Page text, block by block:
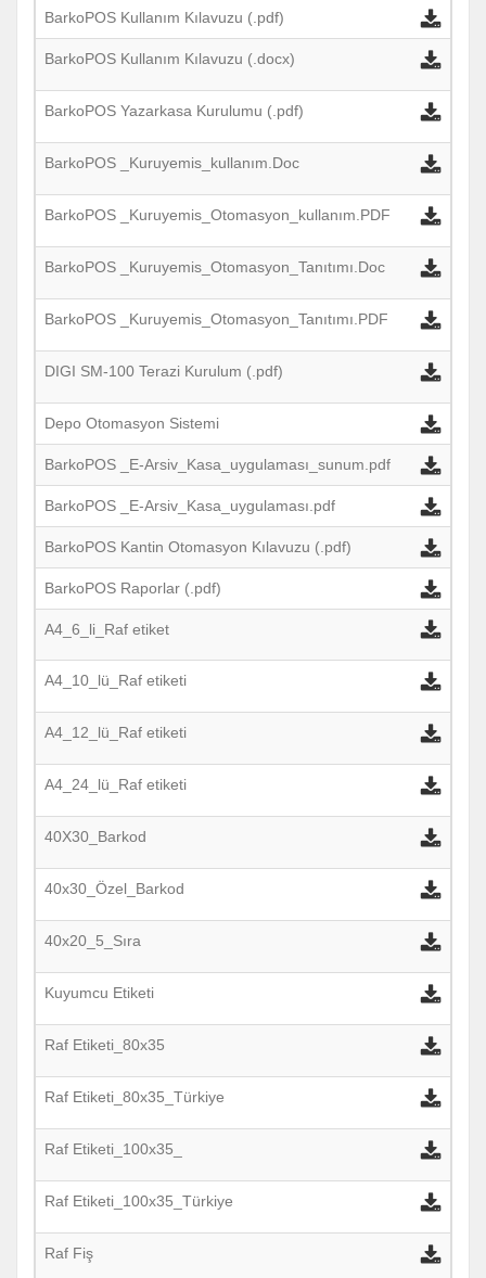
BarkoPOS Kullanım Kılavuzu (.pdf)
BarkoPOS Kullanım Kılavuzu (.docx)
BarkoPOS Yazarkasa Kurulumu (.pdf)
BarkoPOS _Kuruyemis_kullanım.Doc
BarkoPOS _Kuruyemis_Otomasyon_kullanım.PDF
BarkoPOS _Kuruyemis_Otomasyon_Tanıtımı.Doc
BarkoPOS _Kuruyemis_Otomasyon_Tanıtımı.PDF
DIGI SM-100 Terazi Kurulum (.pdf)
Depo Otomasyon Sistemi
BarkoPOS _E-Arsiv_Kasa_uygulaması_sunum.pdf
BarkoPOS _E-Arsiv_Kasa_uygulaması.pdf
BarkoPOS Kantin Otomasyon Kılavuzu (.pdf)
BarkoPOS Raporlar (.pdf)
A4_6_li_Raf etiket
A4_10_lü_Raf etiketi
A4_12_lü_Raf etiketi
A4_24_lü_Raf etiketi
40X30_Barkod
40x30_Özel_Barkod
40x20_5_Sıra
Kuyumcu Etiketi
Raf Etiketi_80x35
Raf Etiketi_80x35_Türkiye
Raf Etiketi_100x35_
Raf Etiketi_100x35_Türkiye
Raf Fiş